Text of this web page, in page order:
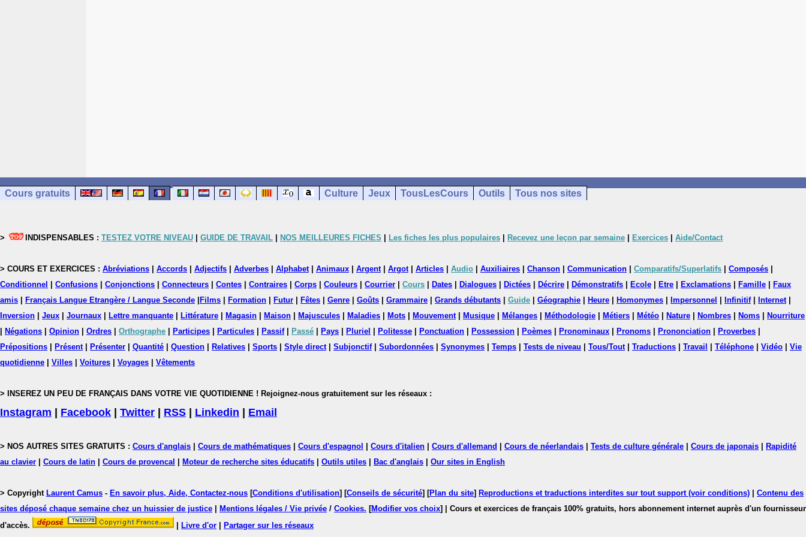
Cours gratuits Culture Jeux TousLesCours Outils Tous nos sites
> INDISPENSABLES : TESTEZ VOTRE NIVEAU GUIDE DE TRAVAIL NOS MEILLEURES FICHES Les fiches les plus populaires Recevez une leçon par semaine Exercices Aide/Contact
> COURS ET EXERCICES : Abréviations Accords Adjectifs Adverbes Alphabet| Animaux Argent| Argot| Articles Audio Auxiliaires Chanson Communication Comparatifs/Superlatifs Composés
Conditionnel
Confusions Conjonctions Connecteurs Contes Contraires Corps Couleurs Courrier Cours Dates Dialogues Dictées Décrire Démonstratifs Ecole Etre Exclamations Famille
Faux
amis
Français Langue Etrangère / Langue Seconde Films Formation Futur Fêtes Genre Goûts Grammaire Grands débutants Guide Géographie Heure Homonymes Impersonnel Infinitif| Internet|
Inversion
Jeux Journaux Lettre manquante Littérature Magasin Maison Majuscules Maladies Mots Mouvement| Musique Mélanges Méthodologie Métiers Météo Nature Nombres Noms
Nourriture
Négations Opinion Ordres Orthographe Participes Particules Passif| Passé Pays Pluriel Politesse Ponctuation Possession Poèmes Pronominaux Pronoms Prononciation Proverbes
Prépositions
Présent| Présenter Quantité Question Relatives Sports Style direct| Subjonctif| Subordonnées Synonymes Temps Tests de niveau Tous/Tout| Traductions Travail Téléphone Vidéo
Vie
quotidienne
Villes Voitures Voyages Vêtements
> INSEREZ UN PEU DE FRANÇAIS DANS VOTRE VIE QUOTIDIENNE ! Rejoignez-nous gratuitement sur les réseaux :
Instagram Facebook Twitter RSS Linkedin Email
> NOS AUTRES SITES GRATUITS : Cours d'anglais Cours de mathématiques Cours d'espagnol Cours d'italien Cours d'allemand Cours de néerlandais Tests de culture générale Cours de japonais
Rapidité
au clavier
Cours de latin Cours de provencal Moteur de recherche sites éducatifs Outils utiles Bac d'anglais Our sites in English
> Copyright Laurent Camus - En savoir plus, Aide, Contactez-nous [Conditions d'utilisation] [Conseils de sécurité] [Plan du site] Reproductions et traductions interdites sur tout support (voir conditions)
Contenu des
sites déposé chaque semaine chez un huissier de justice
Mentions légales / Vie privée / Cookies. [Modifier vos choix]
| Cours et exercices de français 100% gratuits, hors abonnement internet auprès d'un fournisseur
d'accès.
Livre d'or Partager sur les réseaux